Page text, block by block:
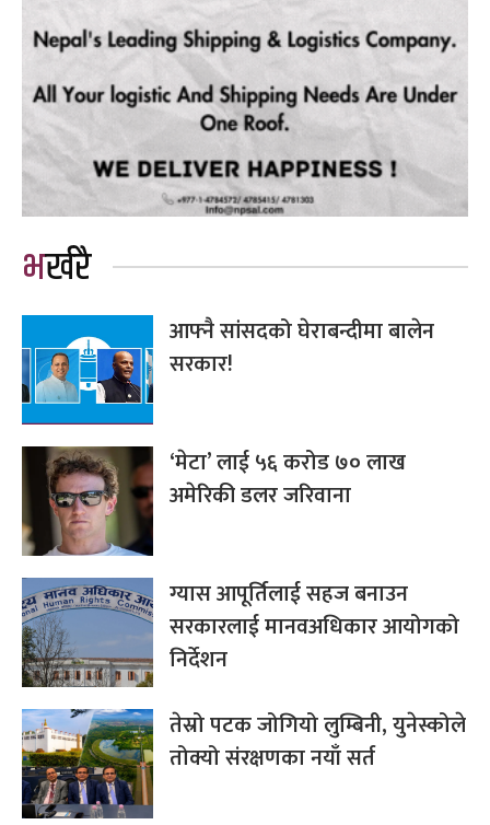
भर्खरै
आफ्नै सांसदको घेराबन्दीमा बालेन
सरकार!
‘मेटा’ लाई ५६ करोड ७० लाख
अमेरिकी डलर जरिवाना
ग्यास आपूर्तिलाई सहज बनाउन
सरकारलाई मानवअधिकार आयोगको
निर्देशन
तेस्रो पटक जोगियो लुम्बिनी, युनेस्कोले
तोक्यो संरक्षणका नयाँ सर्त